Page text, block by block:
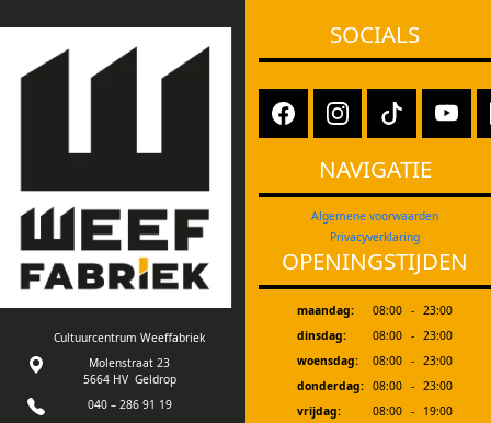
Cultuurcentrum Weeffabriek
Molenstraat 23
5664 HV Geldrop
040 – 286 91 19
SOCIALS
NAVIGATIE
Algemene voorwaarden
Privacyverklaring
OPENINGSTIJDEN
maandag: 08:00 - 23:00
dinsdag:
08:00 - 23:00
woensdag:
08:00 - 23:00
donderdag: 08:00 - 23:00
vrijdag:
08:00 - 19:00